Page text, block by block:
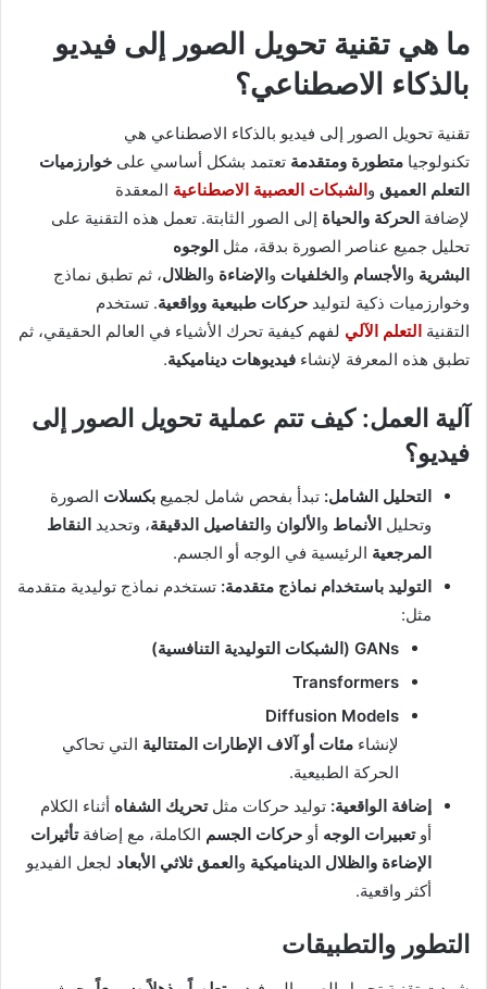
ما هي تقنية تحويل الصور إلى فيديو
بالذكاء الاصطناعي؟
تقنية تحويل الصور إلى فيديو بالذكاء الاصطناعي هي
تكنولوجيا متطورة ومتقدمة تعتمد بشكل أساسي على خوارزميات
التعلم العميق والشبكات العصبية الاصطناعية المعقدة
لإضافة الحركة والحياة إلى الصور الثابتة. تعمل هذه التقنية على
تحليل جميع عناصر الصورة بدقة، مثل الوجوه
البشرية والأجسام والخلفيات والإضاءة والظلال، ثم تطبق نماذج
وخوارزميات ذكية لتوليد حركات طبيعية وواقعية. تستخدم
التقنية التعلم الآلي لفهم كيفية تحرك الأشياء في العالم الحقيقي، ثم
تطبق هذه المعرفة لإنشاء فيديوهات ديناميكية.
آلية العمل: كيف تتم عملية تحويل الصور إلى
فيديو؟
التحليل الشامل: تبدأ بفحص شامل لجميع بكسلات الصورة
وتحليل الأنماط و الألوان و التفاصيل الدقيقة، وتحديد النقاط
المرجعية الرئيسية في الوجه أو الجسم.
التوليد باستخدام نماذج متقدمة: تستخدم نماذج توليدية متقدمة
مثل:
GANs (الشبكات التوليدية التنافسية)
Transformers
Diffusion Models
لإنشاء مئات أو آلاف الإطارات المتتالية التي تحاكي
الحركة الطبيعية.
إضافة الواقعية: توليد حركات مثلتحريك الشفاه أثناء الكلام
أوتعبيرات الوجه أو حركات الجسم الكاملة، مع إضافةتأثيرات
الإضاءة والظلال الديناميكية و العمق ثلاثي الأبعاد لجعل الفيديو
أكثر واقعية.
التطور والتطبيقات